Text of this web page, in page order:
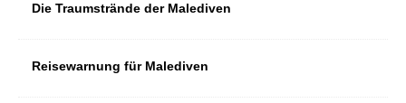
Die Traumstrände der Malediven
Reisewarnung für Malediven